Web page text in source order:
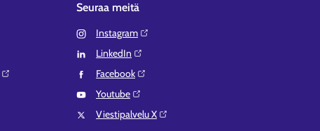
Seuraa meitä
Instagram⁠
LinkedIn⁠
Facebook⁠
Youtube⁠
Viestipalvelu X⁠